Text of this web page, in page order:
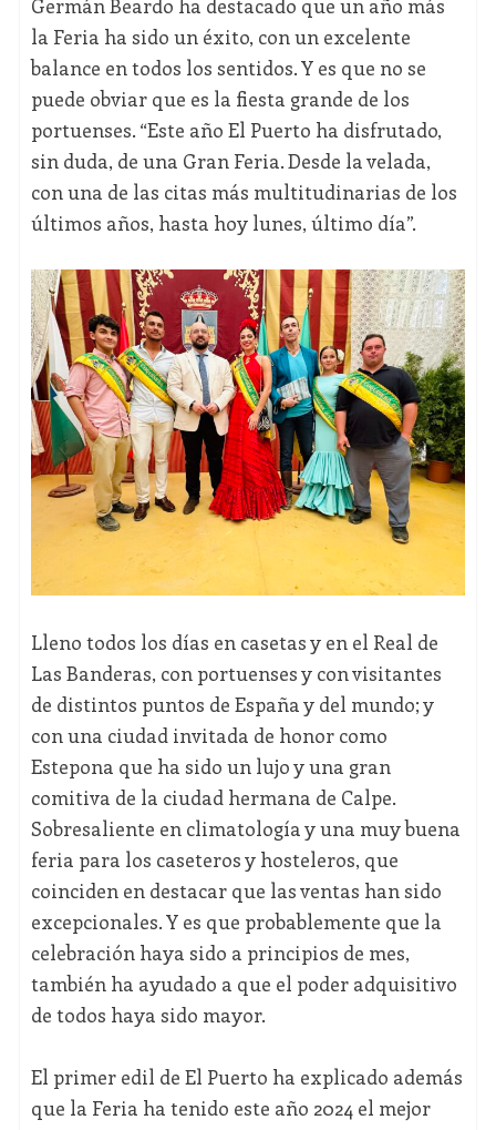
Germán Beardo ha destacado que un año más
la Feria ha sido un éxito, con un excelente
balance en todos los sentidos. Y es que no se
puede obviar que es la fiesta grande de los
portuenses. “Este año El Puerto ha disfrutado,
sin duda, de una Gran Feria. Desde la velada,
con una de las citas más multitudinarias de los
últimos años, hasta hoy lunes, último día”.
Lleno todos los días en casetas y en el Real de
Las Banderas, con portuenses y con visitantes
de distintos puntos de España y del mundo; y
con una ciudad invitada de honor como
Estepona que ha sido un lujo y una gran
comitiva de la ciudad hermana de Calpe.
Sobresaliente en climatología y una muy buena
feria para los caseteros y hosteleros, que
coinciden en destacar que las ventas han sido
excepcionales. Y es que probablemente que la
celebración haya sido a principios de mes,
también ha ayudado a que el poder adquisitivo
de todos haya sido mayor.
El primer edil de El Puerto ha explicado además
que la Feria ha tenido este año 2024 el mejor